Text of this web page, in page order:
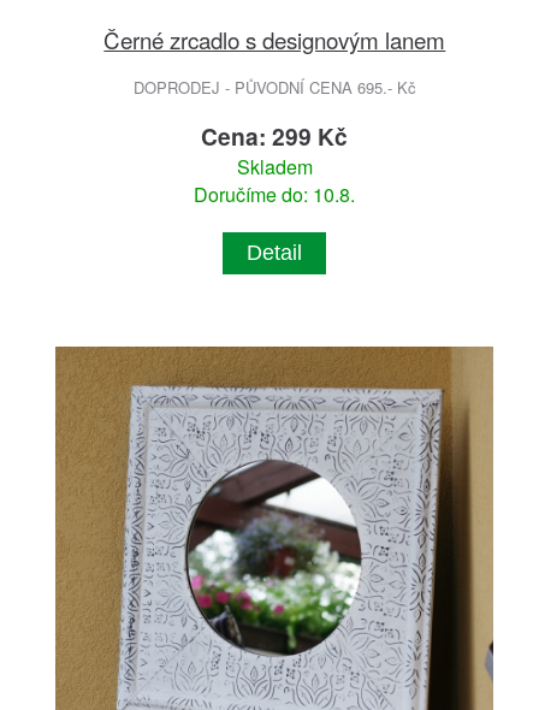
Černé zrcadlo s designovým lanem
DOPRODEJ - PŮVODNÍ CENA 695.- Kč
Cena: 299 Kč
Skladem
Doručíme do: 10.8.
Detail